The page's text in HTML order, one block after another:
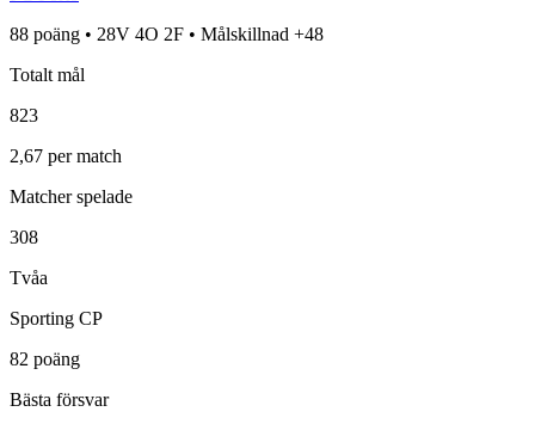
88 poäng • 28V 4O 2F • Målskillnad +48
Totalt mål
823
2,67 per match
Matcher spelade
308
Tvåa
Sporting CP
82 poäng
Bästa försvar